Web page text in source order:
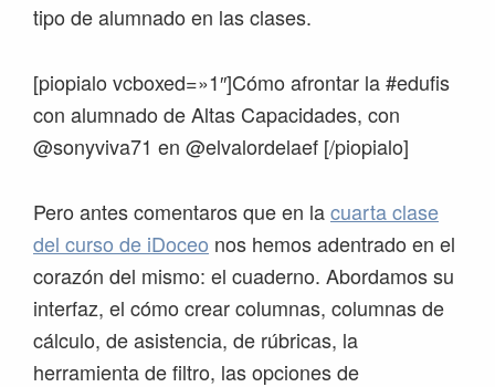
tipo de alumnado en las clases.
[piopialo vcboxed=»1″]Cómo afrontar la #edufis
con alumnado de Altas Capacidades, con
@sonyviva71 en @elvalordelaef [/piopialo]
Pero antes comentaros que en lacuarta clase
del curso de iDoceo nos hemos adentrado en el
corazón del mismo: el cuaderno. Abordamos su
interfaz, el cómo crear columnas, columnas de
cálculo, de asistencia, de rúbricas, la
herramienta de filtro, las opciones de